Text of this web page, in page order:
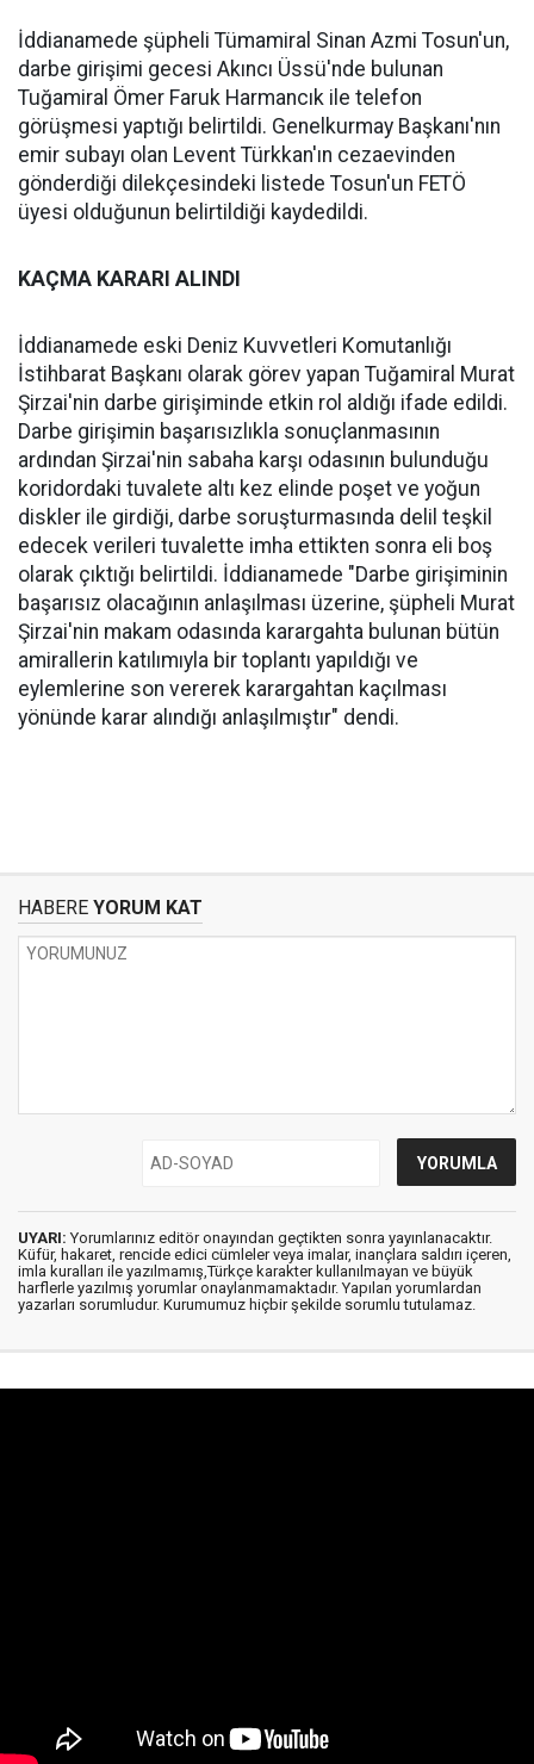
İddianamede şüpheli Tümamiral Sinan Azmi Tosun'un,
darbe girişimi gecesi Akıncı Üssü'nde bulunan
Tuğamiral Ömer Faruk Harmancık ile telefon
görüşmesi yaptığı belirtildi. Genelkurmay Başkanı'nın
emir subayı olan Levent Türkkan'ın cezaevinden
gönderdiği dilekçesindeki listede Tosun'un FETÖ
üyesi olduğunun belirtildiği kaydedildi.
KAÇMA KARARI ALINDI
İddianamede eski Deniz Kuvvetleri Komutanlığı
İstihbarat Başkanı olarak görev yapan Tuğamiral Murat
Şirzai'nin darbe girişiminde etkin rol aldığı ifade edildi.
Darbe girişimin başarısızlıkla sonuçlanmasının
ardından Şirzai'nin sabaha karşı odasının bulunduğu
koridordaki tuvalete altı kez elinde poşet ve yoğun
diskler ile girdiği, darbe soruşturmasında delil teşkil
edecek verileri tuvalette imha ettikten sonra eli boş
olarak çıktığı belirtildi. İddianamede "Darbe girişiminin
başarısız olacağının anlaşılması üzerine, şüpheli Murat
Şirzai'nin makam odasında karargahta bulunan bütün
amirallerin katılımıyla bir toplantı yapıldığı ve
eylemlerine son vererek karargahtan kaçılması
yönünde karar alındığı anlaşılmıştır" dendi.
HABERE YORUM KAT
UYARI: Yorumlarınız editör onayından geçtikten sonra yayınlanacaktır.
Küfür, hakaret, rencide edici cümleler veya imalar, inançlara saldırı içeren,
imla kuralları ile yazılmamış,Türkçe karakter kullanılmayan ve büyük
harflerle yazılmış yorumlar onaylanmamaktadır. Yapılan yorumlardan
yazarları sorumludur. Kurumumuz hiçbir şekilde sorumlu tutulamaz.